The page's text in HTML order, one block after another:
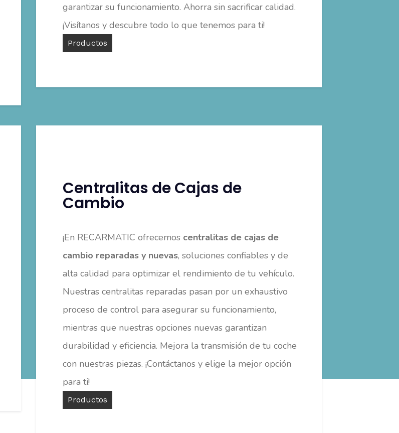
garantizar su funcionamiento. Ahorra sin sacrificar calidad.
¡Visítanos y descubre todo lo que tenemos para ti!
Productos
Centralitas de Cajas de
Cambio
¡En RECARMATIC ofrecemos centralitas de cajas de
cambio reparadas y nuevas, soluciones confiables y de
alta calidad para optimizar el rendimiento de tu vehículo.
Nuestras centralitas reparadas pasan por un exhaustivo
proceso de control para asegurar su funcionamiento,
mientras que nuestras opciones nuevas garantizan
durabilidad y eficiencia. Mejora la transmisión de tu coche
con nuestras piezas. ¡Contáctanos y elige la mejor opción
para ti!
Productos